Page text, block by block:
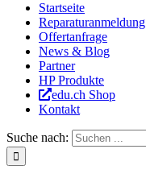
Startseite
Reparaturanmeldung
Offertanfrage
News & Blog
Partner
HP Produkte
edu.ch Shop
Kontakt
Suche nach: